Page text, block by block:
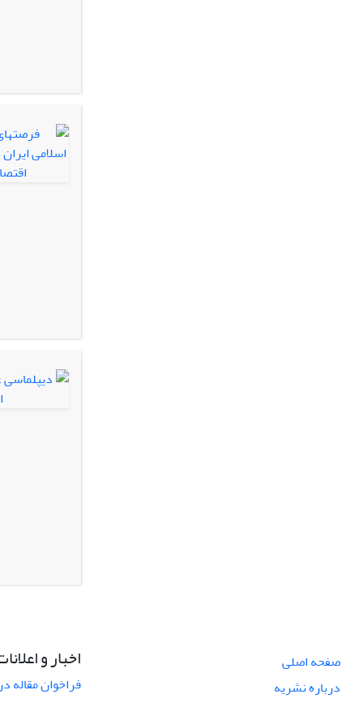
صفحه اصلی
درباره نشریه
اخبار و
فراخوان مقاله